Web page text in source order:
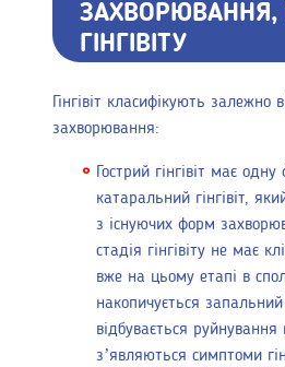
ЗАХВОРЮВАННЯ,
ГІНГІВІТУ
Гінгівіт класифікують залежно
захворювання:
Гострий гінгівіт має
катаральний гінгівіт,
з існуючих форм
стадія гінгівіту не має
вже на цьому етапі в
накопичується запальний
відбувається руйнування
з’являються симптоми